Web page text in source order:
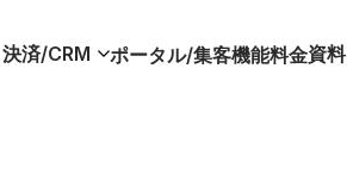
決済/CRM ポータル/集客機能料金資料